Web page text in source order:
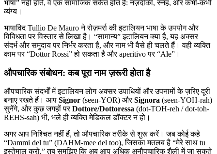
भाषा” नहीं होते, वे एक सामाजिक संकेत होते हैं: नज़दीकी, स्नेह, और कभी-कभी
व्यंग्य।
भाषाविद Tullio De Mauro ने रोज़मर्रा की इटालियन भाषा के उपयोग और
विविधता पर विस्तार से लिखा है। “सामान्य” इटालियन क्या है, यह अक्सर
संदर्भ और समुदाय पर निर्भर करता है, और नाम भी वैसे ही चलते हैं। वही व्यक्ति
काम पर “Dottor Rossi” हो सकता है और aperitivo पर “Ale”।
औपचारिक संबोधन: कब पूरा नाम ज़रूरी होता है
औपचारिक संदर्भों में इटालियन लोग अक्सर उपाधियों और उपनामों के ज़रिए दूरी
बनाए रखते हैं। आप Signor (seen-YOR) औरSignora (seen-YOH-rah)
सुनेंगे, और कुछ जगहों परDottore/Dottoressa (dot-TOH-reh / dot-toh-
REHS-sah) भी, भले ही व्यक्ति मेडिकल डॉक्टर न हो।
अगर आप निश्चित नहीं हैं, तो औपचारिक तरीके से शुरू करें। जब कोई कहे
“Dammi del tu” (DAHM-mee del too), जिसका मतलब है “मेरे साथ tu
इस्तेमाल करो,” तब समझिए कि अब आप अधिक अनौपचारिक शैली में जा सकते